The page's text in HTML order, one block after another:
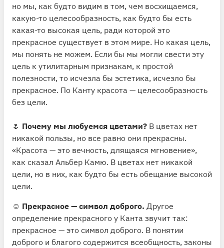
но мы, как будто видим в том, чем восхищаемся,
какую-то целесообразность, как будто бы есть
какая-то высокая цель, ради которой это
прекрасное существует в этом мире. Но какая цель,
мы понять не можем. Если бы мы могли свести эту
цель к утилитарным признакам, к простой
полезности, то исчезла бы эстетика, исчезло бы
прекрасное. По Канту красота — целесообразность
без цели.
🌷 Почему мы любуемся цветами? В цветах нет
никакой пользы, но все равно они прекрасны.
«Красота — это вечность, длящаяся мгновение»,
как сказал Альбер Камю. В цветах нет никакой
цели, но в них, как будто бы есть обещание высокой
цели.
☺️ Прекрасное — символ доброго. Другое
определение прекрасного у Канта звучит так:
прекрасное — это символ доброго. В понятии
доброго и благого содержится всеобщность, законы